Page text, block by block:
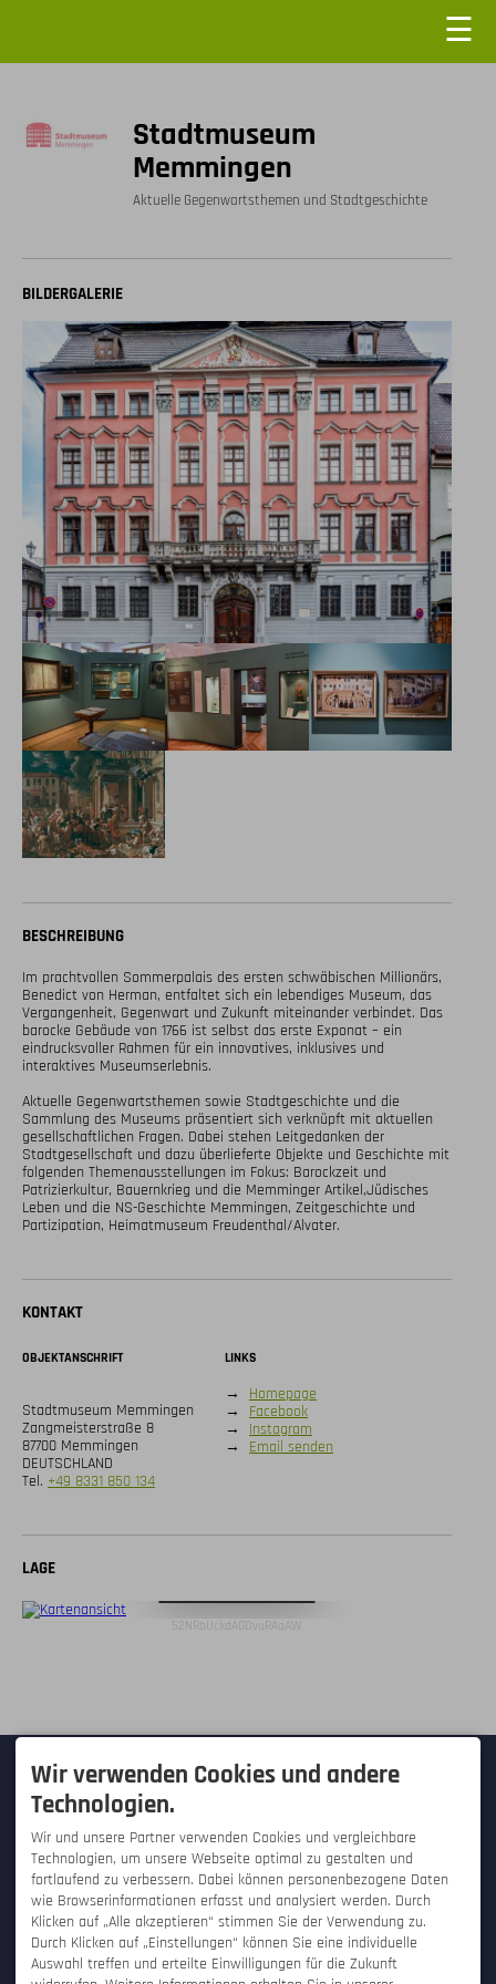
☰
Stadtmuseum
Memmingen
Aktuelle Gegenwartsthemen und Stadtgeschichte
BILDERGALERIE
BESCHREIBUNG
Im prachtvollen Sommerpalais des ersten schwäbischen Millionärs,
Benedict von Herman, entfaltet sich ein lebendiges Museum, das
Vergangenheit, Gegenwart und Zukunft miteinander verbindet. Das
barocke Gebäude von 1766 ist selbst das erste Exponat – ein
eindrucksvoller Rahmen für ein innovatives, inklusives und
interaktives Museumserlebnis.
Aktuelle Gegenwartsthemen sowie Stadtgeschichte und die
Sammlung des Museums präsentiert sich verknüpft mit aktuellen
gesellschaftlichen Fragen. Dabei stehen Leitgedanken der
Stadtgesellschaft und dazu überlieferte Objekte und Geschichte mit
folgenden Themenausstellungen im Fokus: Barockzeit und
Patrizierkultur, Bauernkrieg und die Memminger Artikel,Jüdisches
Leben und die NS-Geschichte Memmingen, Zeitgeschichte und
Partizipation, Heimatmuseum Freudenthal/Alvater.
KONTAKT
OBJEKTANSCHRIFT
Stadtmuseum Memmingen
Zangmeisterstraße 8
87700 Memmingen
DEUTSCHLAND
Tel. +49 8331 850 134
LINKS
→ Homepage
→ Facebook
→ Instagram
→ Email senden
LAGE
52NRbUckdAGOvuRAoAW
KONTAKT
Hallo Tourist! - Westfalica-Verlag
GmbH
Hauptstraße 28
32457 Porta Westfalica /
Hausberge
DEUTSCHLAND
Tel.+49 571 934 25 50
Fax +49 571 934 255 99
info@hallo-tourist.de
SERVICE SONSTIGES
Wir verwenden Cookies und andere
Technologien.
Wir und unsere Partner verwenden Cookies und vergleichbare
Technologien, um unsere Webseite optimal zu gestalten und
fortlaufend zu verbessern. Dabei können personenbezogene Daten
wie Browserinformationen erfasst und analysiert werden. Durch
Klicken auf „Alle akzeptieren“ stimmen Sie der Verwendung zu.
Durch Klicken auf „Einstellungen“ können Sie eine individuelle
Auswahl treffen und erteilte Einwilligungen für die Zukunft